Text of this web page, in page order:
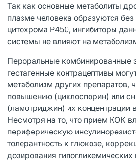
Так как основные метаболиты
плазме человека образуются
цитохрома Р450, ингибиторы
системы не влияют на
Пероральные комбинированные
гестагенные контрацептивы
метаболизм других препаратов,
повышению (циклоспорин) или
(ламотриджин) их концентрации
Несмотря на то, что прием КОК
периферическую
толерантность к глюкозе,
дозирования